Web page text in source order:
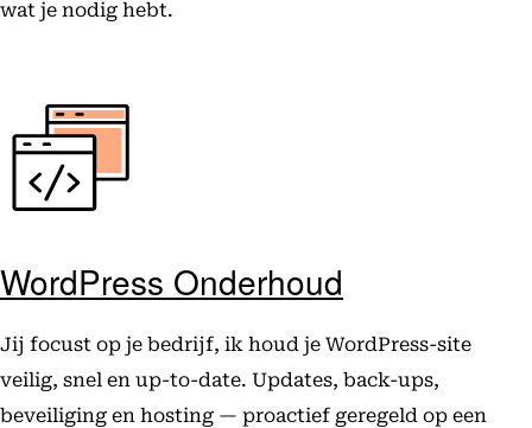
wat je nodig hebt.
WordPress Onderhoud
Jij focust op je bedrijf, ik houd je WordPress-site
veilig, snel en up-to-date. Updates, back-ups,
beveiliging en hosting — proactief geregeld op een